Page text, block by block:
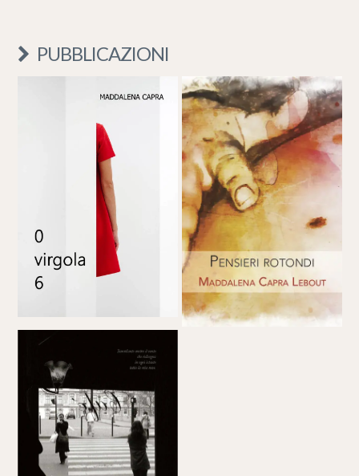
PUBBLICAZIONI